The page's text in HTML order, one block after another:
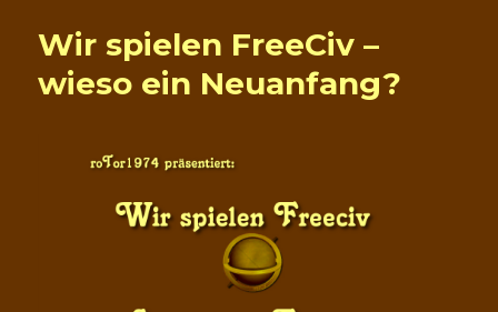
Freeciv–
Strategiespiele
im
Wir spielen FreeCiv –
wieso ein Neuanfang?